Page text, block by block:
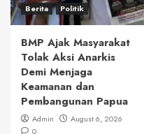
Berita Politik
BMP Ajak Masyarakat
Tolak Aksi Anarkis
Demi Menjaga
Keamanan dan
Pembangunan Papua
Admin
August 6, 2026
0